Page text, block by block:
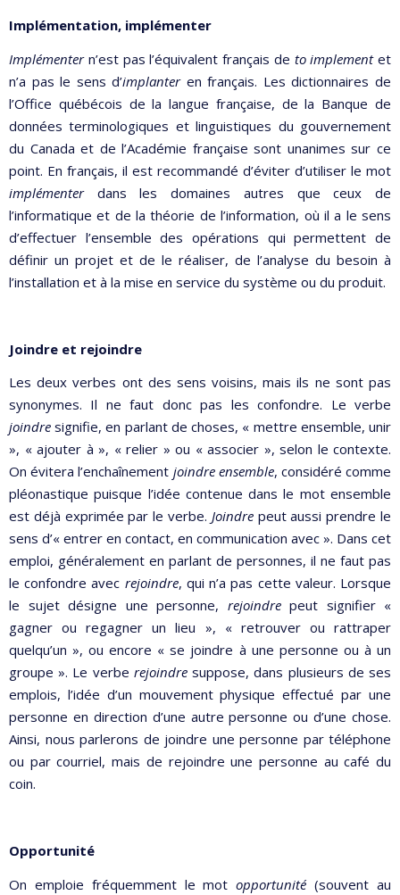
Implémentation, implémenter
Implémentern’est pas l’équivalent français de to implementet
n’a pas le sens d’implanteren français. Les dictionnaires de
l’Office québécois de la langue française, de la Banque de
données terminologiques et linguistiques du gouvernement
du Canada et de l’Académie française sont unanimes sur ce
point. En français, il est recommandé d’éviter d’utiliser le mot
implémenterdans les domaines autres que ceux de
l’informatique et de la théorie de l’information, où il a le sens
d’effectuer l’ensemble des opérations qui permettent de
définir un projet et de le réaliser, de l’analyse du besoin à
l’installation et à la mise en service du système ou du produit.
Joindre et rejoindre
Les deux verbes ont des sens voisins, mais ils ne sont pas
synonymes. Il ne faut donc pas les confondre. Le verbe
joindre signifie, en parlant de choses, « mettre ensemble, unir
», « ajouter à », « relier » ou « associer », selon le contexte.
On évitera l’enchaînement joindre ensemble, considéré comme
pléonastique puisque l’idée contenue dans le mot ensemble
est déjà exprimée par le verbe. Joindrepeut aussi prendre le
sens d’« entrer en contact, en communication avec ». Dans cet
emploi, généralement en parlant de personnes, il ne faut pas
le confondre avec rejoindre, qui n’a pas cette valeur. Lorsque
le sujet désigne une personne, rejoindrepeut signifier «
gagner ou regagner un lieu », « retrouver ou rattraper
quelqu’un », ou encore « se joindre à une personne ou à un
groupe ». Le verbe rejoindresuppose, dans plusieurs de ses
emplois, l’idée d’un mouvement physique effectué par une
personne en direction d’une autre personne ou d’une chose.
Ainsi, nous parlerons de joindre une personne par téléphone
ou par courriel, mais de rejoindre une personne au café du
coin.
Opportunité
On emploie fréquemment le motopportunité (souvent au